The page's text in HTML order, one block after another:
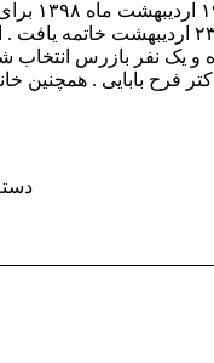
هیئت مدیره و یک نفر